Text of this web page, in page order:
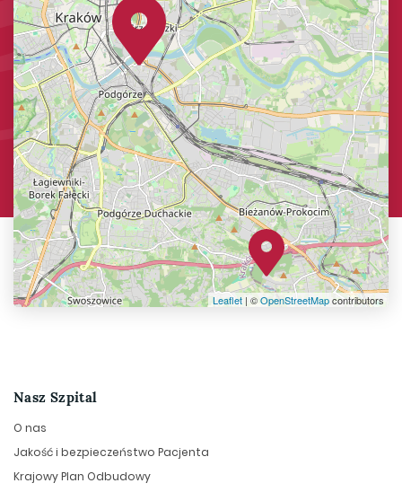
Leaflet | ©OpenStreetMapcontributors
Nasz Szpital
O nas
Jakość i bezpieczeństwo Pacjenta
Krajowy Plan Odbudowy